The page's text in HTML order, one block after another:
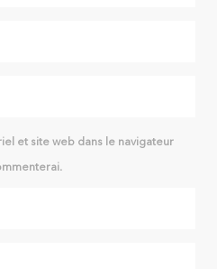
et site web dans le navigateur